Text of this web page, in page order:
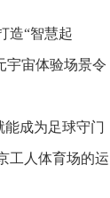
造“智慧起
宇宙体验场景令
成为足球守门
工人体育场的运